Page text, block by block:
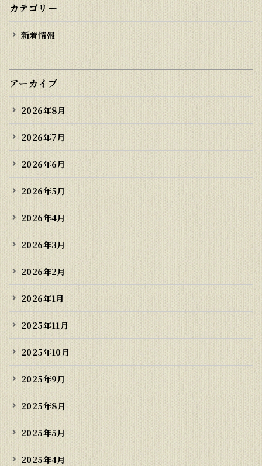
カテゴリー
新着情報
アーカイブ
2026年8月
2026年7月
2026年6月
2026年5月
2026年4月
2026年3月
2026年2月
2026年1月
2025年11月
2025年10月
2025年9月
2025年8月
2025年5月
2025年4月